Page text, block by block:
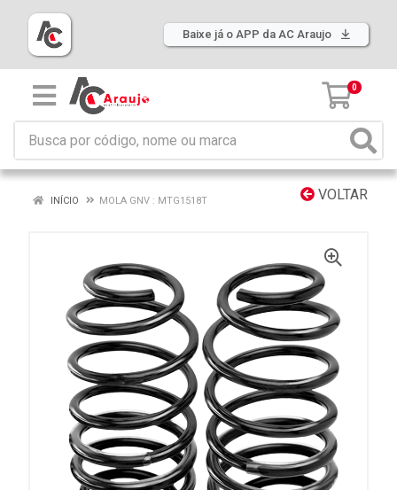
Baixe já o APP da AC Araujo
0
VOLTAR
INÍCIO MOLA GNV : MTG1518T